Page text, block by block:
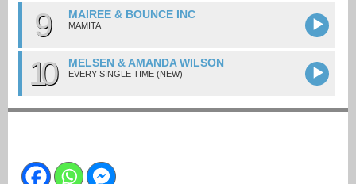
9 MAIREE & BOUNCE INC
MAMITA
10 MELSEN & AMANDA WILSON
EVERY SINGLE TIME (NEW)